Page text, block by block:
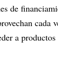
de
cada
a